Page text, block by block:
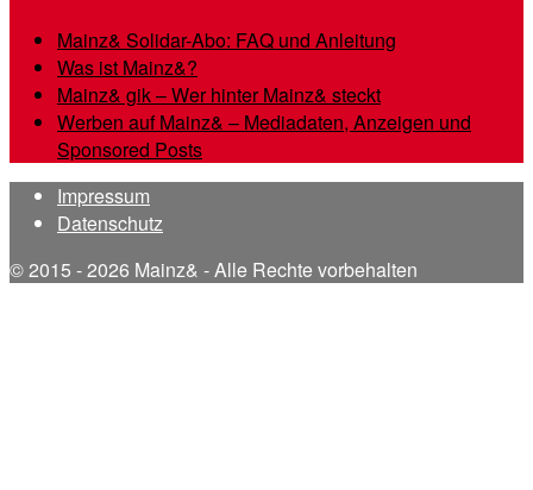
Mainz& Solidar-Abo: FAQ und Anleitung
Was ist Mainz&?
Mainz& gik – Wer hinter Mainz& steckt
Werben auf Mainz& – Mediadaten, Anzeigen und
Sponsored Posts
Impressum
Datenschutz
© 2015 - 2026 Mainz& - Alle Rechte vorbehalten